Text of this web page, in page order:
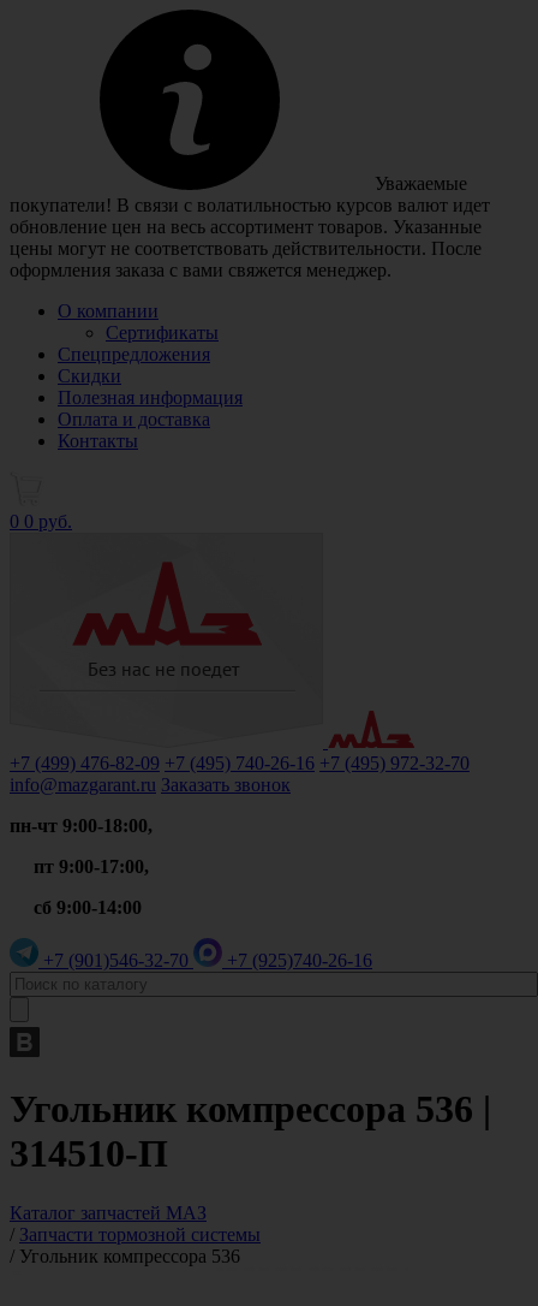
Уважаемые
покупатели! В связи с волатильностью курсов валют идет
обновление цен на весь ассортимент товаров. Указанные
цены могут не соответствовать действительности. После
оформления заказа с вами свяжется менеджер.
О компании
Сертификаты
Спецпредложения
Скидки
Полезная информация
Оплата и доставка
Контакты
0 0 руб.
+7 (499) 476-82-09 +7 (495) 740-26-16 +7 (495) 972-32-70
info@mazgarant.ru Заказать звонок
пн-чт 9:00-18:00,
пт 9:00-17:00,
сб 9:00-14:00
+7 (901)546-32-70 +7 (925)740-26-16
Угольник компрессора 536 |
314510-П
Каталог запчастей МАЗ
/ Запчасти тормозной системы
/ Угольник компрессора 536